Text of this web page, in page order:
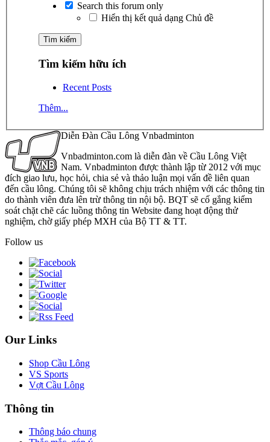
Search this forum only
Hiển thị kết quả dạng Chủ đề
Tìm kiếm hữu ích
Recent Posts
Thêm...
Diễn Đàn Cầu Lông Vnbadminton
Vnbadminton.com là diễn đàn về Cầu Lông Việt
Nam. Vnbadminton được thành lập từ 2012 với mục
đích giao lưu, học hỏi, chia sẻ và thảo luận mọi vấn đề liên quan
đến cầu lông. Chúng tôi sẽ không chịu trách nhiệm với các thông tin
do thành viên đưa lên trừ thông tin nội bộ. BQT sẽ cố gắng kiểm
soát chặt chẽ các luồng thông tin Website đang hoạt động thử
nghiệm, chờ giấy phép MXH của Bộ TT & TT.
Follow us
Our Links
Shop Cầu Lông
VS Sports
Vợt Cầu Lông
Thông tin
Thông báo chung